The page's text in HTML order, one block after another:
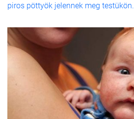
piros pöttyök jelennek meg testükön.